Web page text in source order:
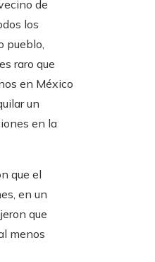
de
los
pueblo,
raro que
en México
un
en la
que el
en un
que
menos